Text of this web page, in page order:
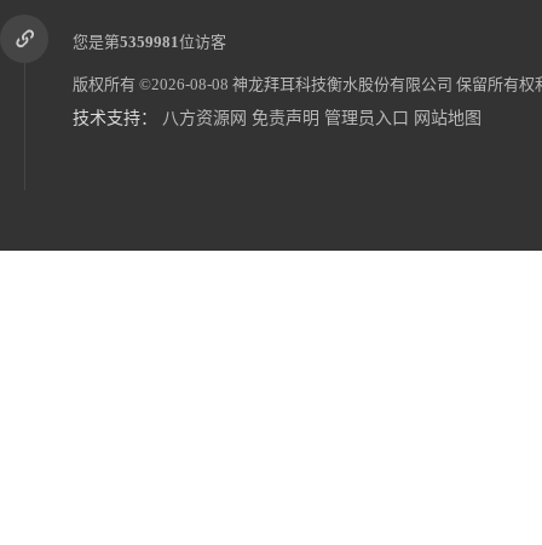
您是第5359981位访客
版权所有 ©2026-08-08 神龙拜耳科技衡水股份有限公司 保留所有权
技术支持：
八方资源网 免责声明 管理员入口 网站地图